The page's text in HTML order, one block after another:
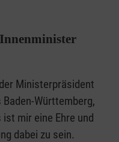
Ministerpräsident
Württemberg,
ist mir eine Ehre und
dabei zu sein.